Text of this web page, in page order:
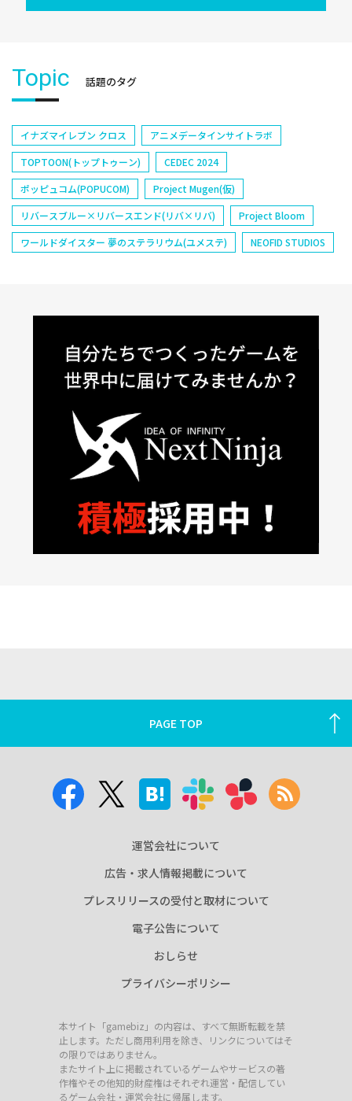
Topic 話題のタグ
イナズマイレブン クロス
アニメデータインサイトラボ
TOPTOON(トップトゥーン)
CEDEC 2024
ポッピュコム(POPUCOM)
Project Mugen(仮)
リバースブルー×リバースエンド(リバ×リバ)
Project Bloom
ワールドダイスター 夢のステラリウム(ユメステ)
NEOFID STUDIOS
PAGE TOP
運営会社について
広告・求人情報掲載について
プレスリリースの受付と取材について
電子公告について
おしらせ
プライバシーポリシー
本サイト「gamebiz」の内容は、すべて無断転載を禁
止します。ただし商用利用を除き、リンクについてはそ
の限りではありません。
またサイト上に掲載されているゲームやサービスの著
作権やその他知的財産権はそれぞれ運営・配信してい
るゲーム会社・運営会社に帰属します。